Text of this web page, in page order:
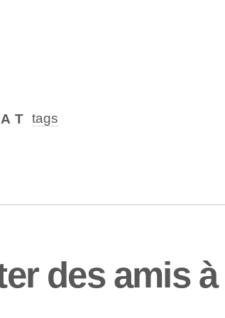
tags
des amis